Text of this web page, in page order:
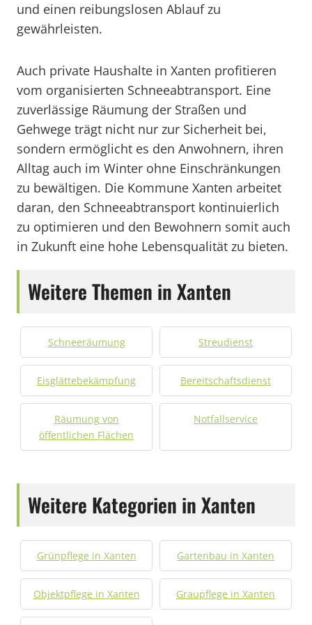
und einen reibungslosen Ablauf zu
gewährleisten.
Auch private Haushalte in Xanten profitieren
vom organisierten Schneeabtransport. Eine
zuverlässige Räumung der Straßen und
Gehwege trägt nicht nur zur Sicherheit bei,
sondern ermöglicht es den Anwohnern, ihren
Alltag auch im Winter ohne Einschränkungen
zu bewältigen. Die Kommune Xanten arbeitet
daran, den Schneeabtransport kontinuierlich
zu optimieren und den Bewohnern somit auch
in Zukunft eine hohe Lebensqualität zu bieten.
Weitere Themen in Xanten
Schneeräumung Streudienst
Eisglättebekämpfung Bereitschaftsdienst
Räumung von
öffentlichen Flächen
Notfallservice
Weitere Kategorien in Xanten
Grünpflege in Xanten Gartenbau in Xanten
Objektpflege in Xanten Graupflege in Xanten